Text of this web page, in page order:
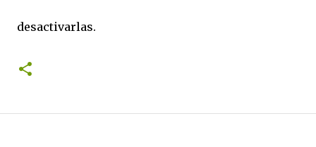
desactivarlas.